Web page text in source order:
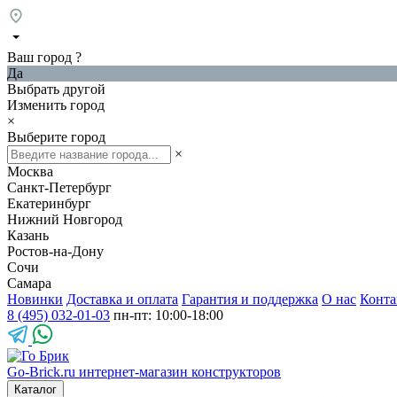
Ваш город ?
Да
Выбрать другой
Изменить город
×
Выберите город
×
Москва
Санкт-Петербург
Екатеринбург
Нижний Новгород
Казань
Ростов-на-Дону
Сочи
Самара
Новинки Доставка и оплата Гарантия и поддержка О нас
8 (495) 032-01-03 пн-пт: 10:00-18:00
Go-Brick.ru интернет-магазин конструкторов
Каталог